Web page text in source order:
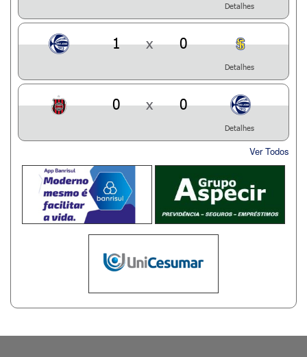
Detalhes
1 x 0
Detalhes
0 x 0
Detalhes
Ver Todos